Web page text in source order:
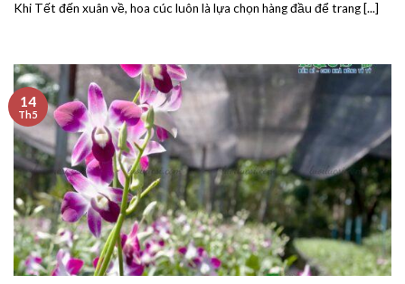
Khi Tết đến xuân về, hoa cúc luôn là lựa chọn hàng đầu để trang [...]
14
Th5